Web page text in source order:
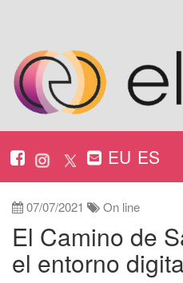
EU ES
07/07/2021 On line
El Camino de
el entorno